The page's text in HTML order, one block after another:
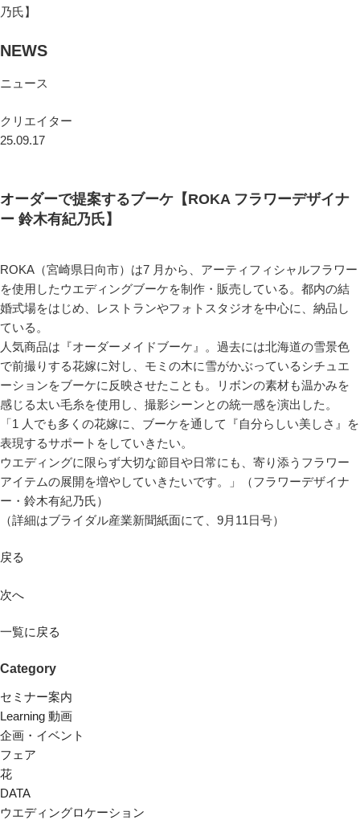
乃氏】
NEWS
ニュース
クリエイター
25.09.17
オーダーで提案するブーケ【ROKA フラワーデザイナ
ー 鈴木有紀乃氏】
ROKA（宮崎県日向市）は7 月から、アーティフィシャルフラワー
を使用したウエディングブーケを制作・販売している。都内の結
婚式場をはじめ、レストランやフォトスタジオを中心に、納品し
ている。
人気商品は『オーダーメイドブーケ』。過去には北海道の雪景色
で前撮りする花嫁に対し、モミの木に雪がかぶっているシチュエ
ーションをブーケに反映させたことも。リボンの素材も温かみを
感じる太い毛糸を使用し、撮影シーンとの統一感を演出した。
「1 人でも多くの花嫁に、ブーケを通して『自分らしい美しさ』を
表現するサポートをしていきたい。
ウエディングに限らず大切な節目や日常にも、寄り添うフラワー
アイテムの展開を増やしていきたいです。」（フラワーデザイナ
ー・鈴木有紀乃氏）
（詳細はブライダル産業新聞紙面にて、9月11日号）
戻る
次へ
一覧に戻る
Category
セミナー案内
Learning 動画
企画・イベント
フェア
花
DATA
ウエディングロケーション